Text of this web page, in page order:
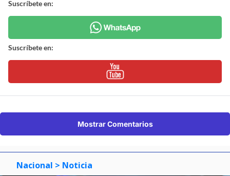
Suscríbete en:
Suscríbete en:
Mostrar Comentarios
Nacional > Noticia